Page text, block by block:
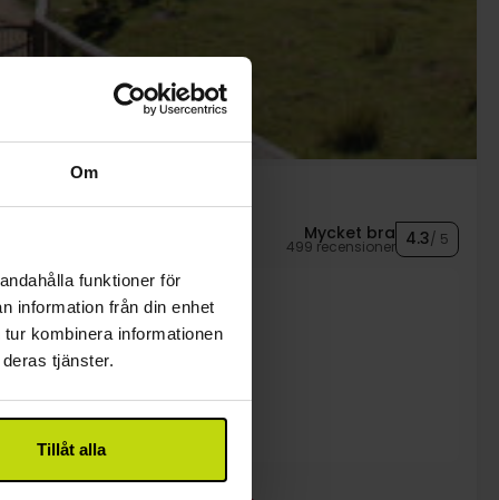
Om
funktioner för
information från din enhet
kombinera informationen
tjänster.
Tillåt alla
Mycket bra
499 recensioner 4.3/ 5